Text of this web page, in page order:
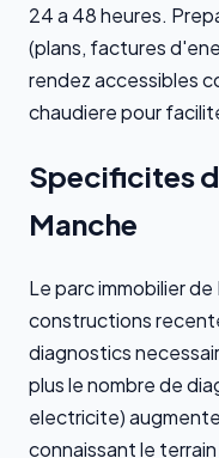
24 a 48 heures.
(plans, factures
rendez accessibles
chaudiere pour
Specificites
Manche
Le parc immobilier
constructions
diagnostics
plus le nombre de
electricite)
connaissant le